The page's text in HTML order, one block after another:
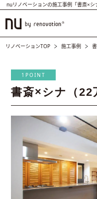
nuリノベーションの施工事例「書斎×シ
リノベーションTOP 施工事例
1POINT
書斎×シナ（22